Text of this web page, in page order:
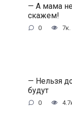
— А мама
скажем!
0 7к.
— Нельзя
будут
0